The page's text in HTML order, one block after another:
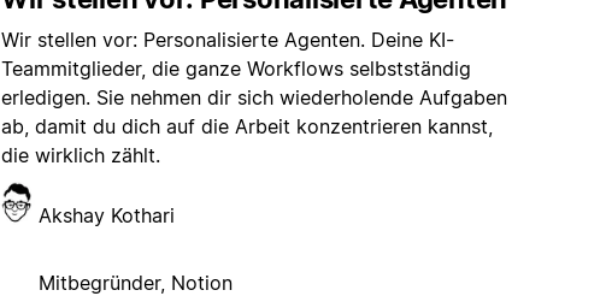
Wir stellen vor: Personalisierte Agenten. Deine KI-
Teammitglieder, die ganze Workflows selbstständig
erledigen. Sie nehmen dir sich wiederholende Aufgaben
ab, damit du dich auf die Arbeit konzentrieren kannst,
die wirklich zählt.
Akshay Kothari
Mitbegründer, Notion